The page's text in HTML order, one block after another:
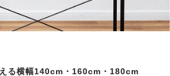
る横幅140cm・160cm・180cm